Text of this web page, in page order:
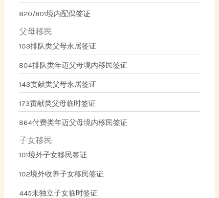
820/801境内配偶签证
父母移民
103排队类父母永居签证
804排队类年迈父母境内移民签证
143贡献类父母永居签证
173贡献类父母临时签证
864付费类年迈父母境内移民签证
子女移民
101境外子女移民签证
102境外收养子女移民签证
445未独立子女临时签证